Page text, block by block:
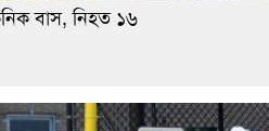
বাস, নিহত ১৬